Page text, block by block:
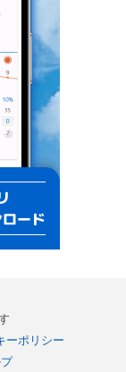
ーポリシー